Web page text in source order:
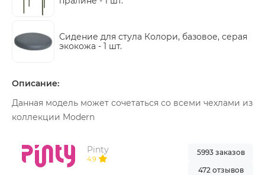
Сидение для стула Колори, базовое, серая
экокожа - 1 шт.
Описание:
Данная модель может сочетаться со всеми чехлами из
коллекции Modern
Pinty
4.9
5993 заказов
472 отзывов